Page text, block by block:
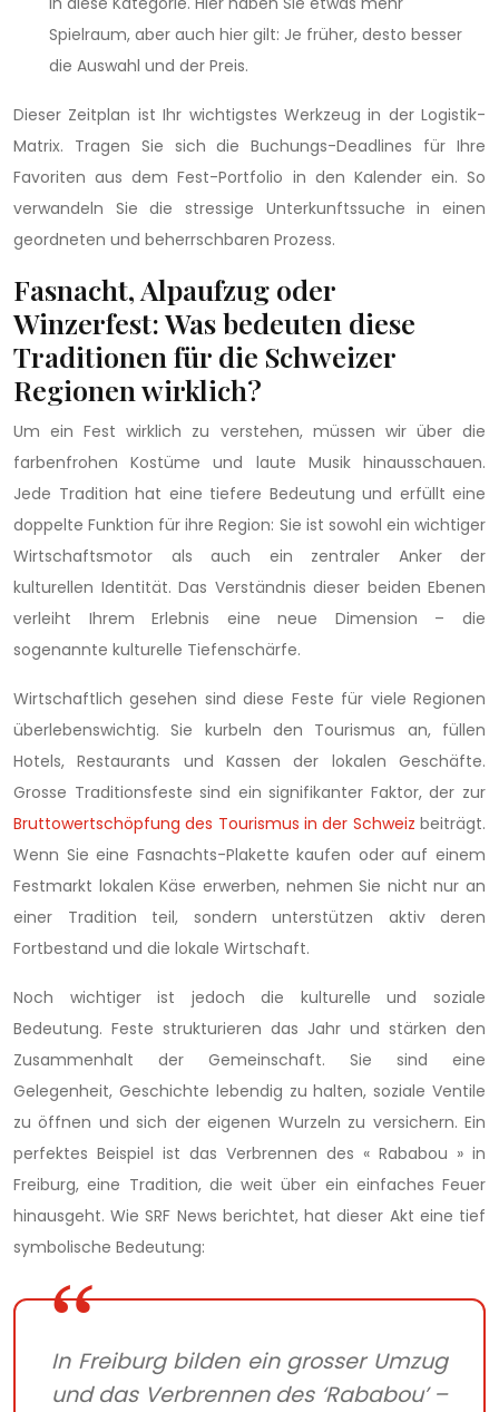
Spielraum, aber auch hier gilt: Je früher, desto besser
die Auswahl und der Preis.
Dieser Zeitplan ist Ihr wichtigstes Werkzeug in der Logistik-
Matrix. Tragen Sie sich die Buchungs-Deadlines für Ihre
Favoriten aus dem Fest-Portfolio in den Kalender ein. So
verwandeln Sie die stressige Unterkunftssuche in einen
geordneten und beherrschbaren Prozess.
Fasnacht, Alpaufzug oder
Winzerfest: Was bedeuten diese
Traditionen für die Schweizer
Regionen wirklich?
Um ein Fest wirklich zu verstehen, müssen wir über die
farbenfrohen Kostüme und laute Musik hinausschauen.
Jede Tradition hat eine tiefere Bedeutung und erfüllt eine
doppelte Funktion für ihre Region: Sie ist sowohl ein wichtiger
Wirtschaftsmotor als auch ein zentraler Anker der
kulturellen Identität. Das Verständnis dieser beiden Ebenen
verleiht Ihrem Erlebnis eine neue Dimension – die
sogenannte kulturelle Tiefenschärfe.
Wirtschaftlich gesehen sind diese Feste für viele Regionen
überlebenswichtig. Sie kurbeln den Tourismus an, füllen
Hotels, Restaurants und Kassen der lokalen Geschäfte.
Grosse Traditionsfeste sind ein signifikanter Faktor, der zur
Bruttowertschöpfung des Tourismus in der Schweiz beiträgt.
Wenn Sie eine Fasnachts-Plakette kaufen oder auf einem
Festmarkt lokalen Käse erwerben, nehmen Sie nicht nur an
einer Tradition teil, sondern unterstützen aktiv deren
Fortbestand und die lokale Wirtschaft.
Noch wichtiger ist jedoch die kulturelle und soziale
Bedeutung. Feste strukturieren das Jahr und stärken den
Zusammenhalt der Gemeinschaft. Sie sind eine
Gelegenheit, Geschichte lebendig zu halten, soziale Ventile
zu öffnen und sich der eigenen Wurzeln zu versichern. Ein
perfektes Beispiel ist das Verbrennen des « Rababou » in
Freiburg, eine Tradition, die weit über ein einfaches Feuer
hinausgeht. Wie SRF News berichtet, hat dieser Akt eine tief
symbolische Bedeutung:
In Freiburg bilden ein grosser Umzug
und das Verbrennen des ‘Rababou’ –